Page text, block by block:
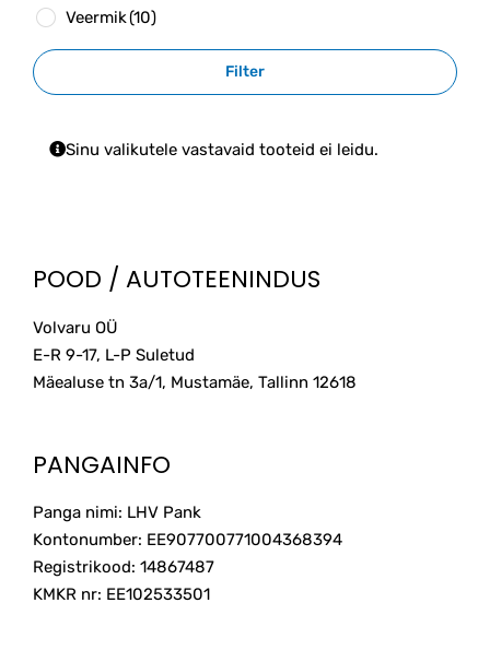
Veermik(10)
Filter
Sinu valikutele vastavaid tooteid ei leidu.
POOD / AUTOTEENINDUS
Volvaru OÜ
E-R 9-17, L-P Suletud
Mäealuse tn 3a/1, Mustamäe, Tallinn 12618
PANGAINFO
Panga nimi: LHV Pank
Kontonumber: EE907700771004368394
Registrikood: 14867487
KMKR nr: EE102533501